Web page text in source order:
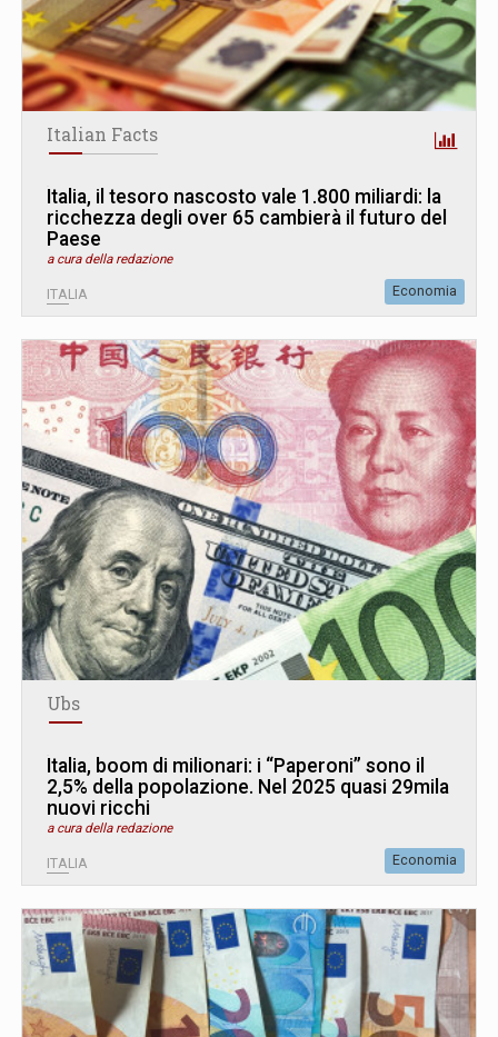
Italian Facts
Italia, il tesoro nascosto vale 1.800 miliardi: la
ricchezza degli over 65 cambierà il futuro del
Paese
a cura della redazione
ITALIA Economia
Ubs
Italia, boom di milionari: i “Paperoni” sono il
2,5% della popolazione. Nel 2025 quasi 29mila
nuovi ricchi
a cura della redazione
ITALIA Economia